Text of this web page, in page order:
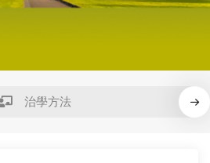
治學方法